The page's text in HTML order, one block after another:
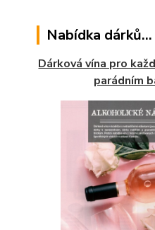
Nabídka dárků...
Dárková vína pro
parádním